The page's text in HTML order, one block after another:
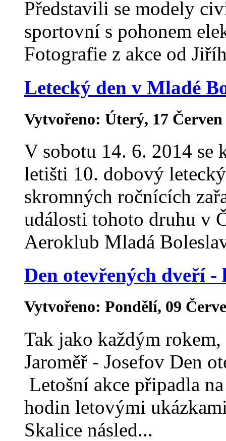
Představili se modely
sportovní s pohonem
Fotografie z akce od
Letecký den v Mladé
Vytvořeno: Úterý, 17 Červen
V sobotu 14. 6. 2014 se
letišti 10. dobový
skromných ročnících
události tohoto druhu v
Aeroklub Mladá
Den otevřených dveří -
Vytvořeno: Pondělí, 09
Tak jako každým
Jaroměř - Josefov Den
Letošní akce připadla
hodin letovými
Skalice násled...